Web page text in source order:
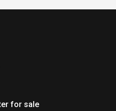
for sale